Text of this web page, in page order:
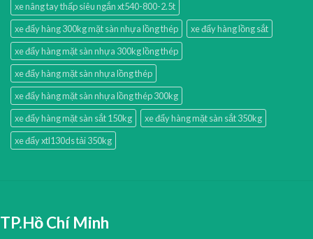
xe nâng tay thấp siêu ngắn xt540-800-2.5t
xe đẩy hàng 300kg mặt sàn nhựa lồng thép
xe đẩy hàng lồng sắt
xe đẩy hàng mặt sàn nhựa 300kg lồng thép
xe đẩy hàng mặt sàn nhựa lồng thép
xe đẩy hàng mặt sàn nhựa lồng thép 300kg
xe đẩy hàng mặt sàn sắt 150kg
xe đẩy hàng mặt sàn sắt 350kg
xe đẩy xtl130ds tải 350kg
TP.Hồ Chí Minh